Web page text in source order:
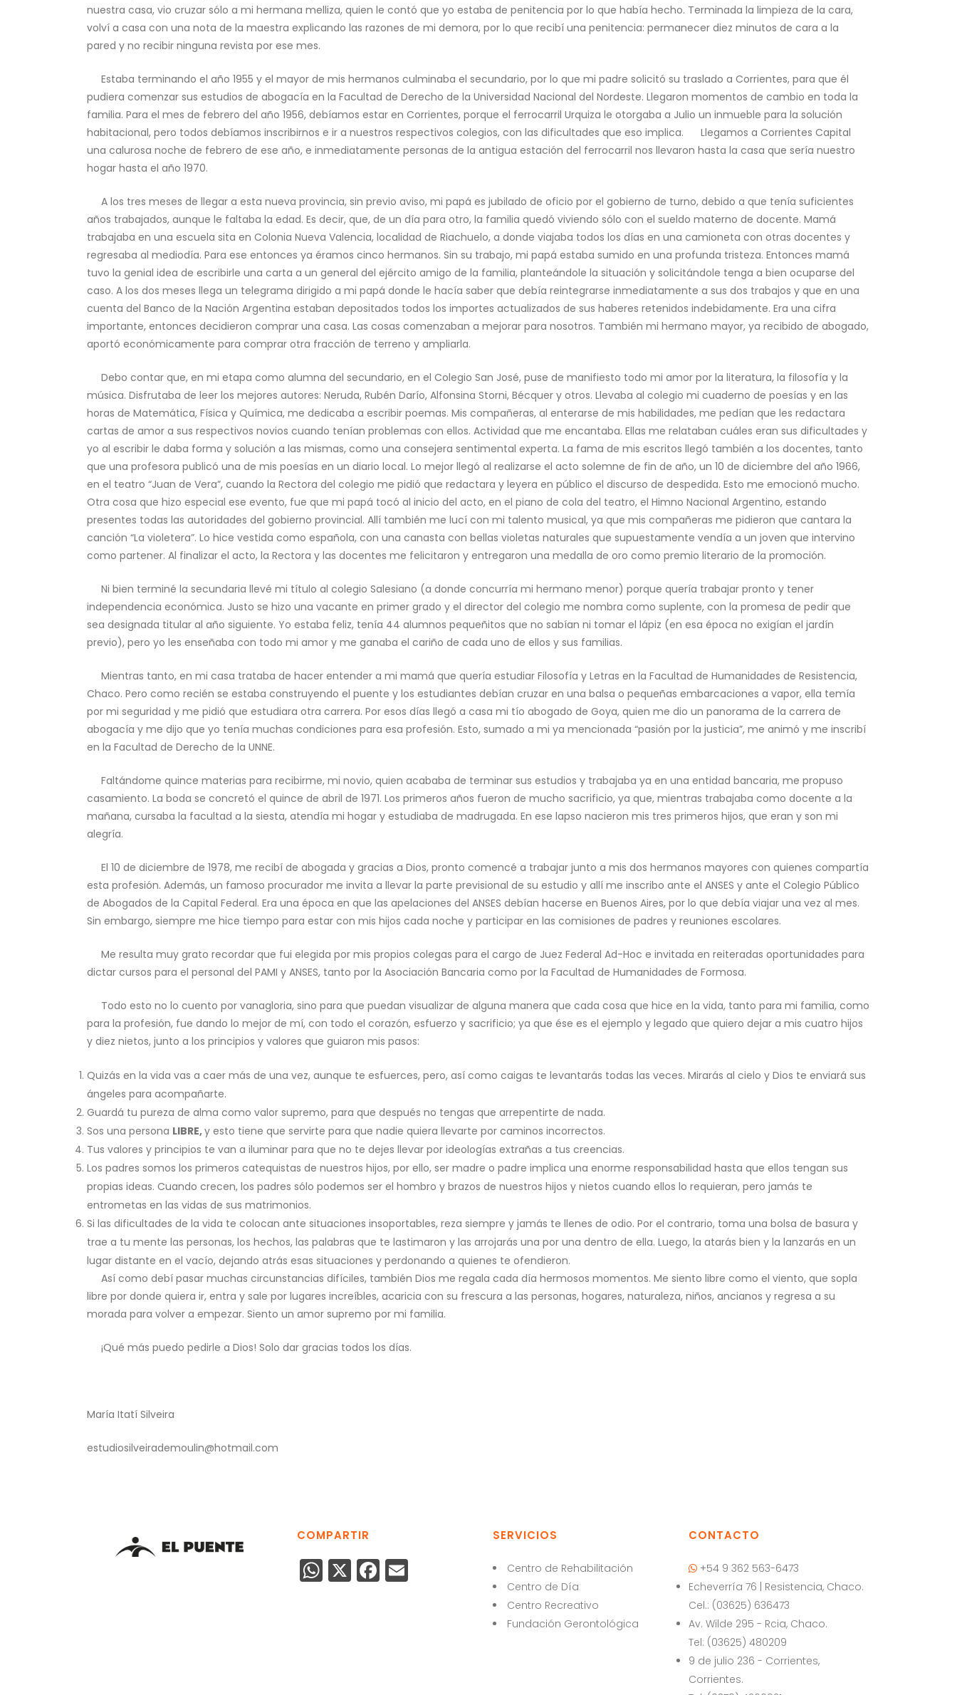
nuestra casa, vio cruzar sólo a mi hermana melliza, quien le contó que yo estaba de penitencia por lo que había hecho. Terminada la limpieza de la cara,
volví a casa con una nota de la maestra explicando las razones de mi demora, por lo que recibí una penitencia: permanecer diez minutos de cara a la
pared y no recibir ninguna revista por ese mes.
Estaba terminando el año 1955 y el mayor de mis hermanos culminaba el secundario, por lo que mi padre solicitó su traslado a Corrientes, para que él
pudiera comenzar sus estudios de abogacía en la Facultad de Derecho de la Universidad Nacional del Nordeste. Llegaron momentos de cambio en toda la
familia. Para el mes de febrero del año 1956, debíamos estar en Corrientes, porque el ferrocarril Urquiza le otorgaba a Julio un inmueble para la solución
habitacional, pero todos debíamos inscribirnos e ir a nuestros respectivos colegios, con las dificultades que eso implica. Llegamos a Corrientes Capital
una calurosa noche de febrero de ese año, e inmediatamente personas de la antigua estación del ferrocarril nos llevaron hasta la casa que sería nuestro
hogar hasta el año 1970.
A los tres meses de llegar a esta nueva provincia, sin previo aviso, mi papá es jubilado de oficio por el gobierno de turno, debido a que tenía suficientes
años trabajados, aunque le faltaba la edad. Es decir, que, de un día para otro, la familia quedó viviendo sólo con el sueldo materno de docente. Mamá
trabajaba en una escuela sita en Colonia Nueva Valencia, localidad de Riachuelo, a donde viajaba todos los días en una camioneta con otras docentes y
regresaba al mediodía. Para ese entonces ya éramos cinco hermanos. Sin su trabajo, mi papá estaba sumido en una profunda tristeza. Entonces mamá
tuvo la genial idea de escribirle una carta a un general del ejército amigo de la familia, planteándole la situación y solicitándole tenga a bien ocuparse del
caso. A los dos meses llega un telegrama dirigido a mi papá donde le hacía saber que debía reintegrarse inmediatamente a sus dos trabajos y que en una
cuenta del Banco de la Nación Argentina estaban depositados todos los importes actualizados de sus haberes retenidos indebidamente. Era una cifra
importante, entonces decidieron comprar una casa. Las cosas comenzaban a mejorar para nosotros. También mi hermano mayor, ya recibido de abogado,
aportó económicamente para comprar otra fracción de terreno y ampliarla.
Debo contar que, en mi etapa como alumna del secundario, en el Colegio San José, puse de manifiesto todo mi amor por la literatura, la filosofía y la
música. Disfrutaba de leer los mejores autores: Neruda, Rubén Darío, Alfonsina Storni, Bécquer y otros. Llevaba al colegio mi cuaderno de poesías y en las
horas de Matemática, Física y Química, me dedicaba a escribir poemas. Mis compañeras, al enterarse de mis habilidades, me pedían que les redactara
cartas de amor a sus respectivos novios cuando tenían problemas con ellos. Actividad que me encantaba. Ellas me relataban cuáles eran sus dificultades y
yo al escribir le daba forma y solución a las mismas, como una consejera sentimental experta. La fama de mis escritos llegó también a los docentes, tanto
que una profesora publicó una de mis poesías en un diario local. Lo mejor llegó al realizarse el acto solemne de fin de año, un 10 de diciembre del año 1966,
en el teatro “Juan de Vera”, cuando la Rectora del colegio me pidió que redactara y leyera en público el discurso de despedida. Esto me emocionó mucho.
Otra cosa que hizo especial ese evento, fue que mi papá tocó al inicio del acto, en el piano de cola del teatro, el Himno Nacional Argentino, estando
presentes todas las autoridades del gobierno provincial. Allí también me lucí con mi talento musical, ya que mis compañeras me pidieron que cantara la
canción “La violetera”. Lo hice vestida como española, con una canasta con bellas violetas naturales que supuestamente vendía a un joven que intervino
como partener. Al finalizar el acto, la Rectora y las docentes me felicitaron y entregaron una medalla de oro como premio literario de la promoción.
Ni bien terminé la secundaria llevé mi título al colegio Salesiano (a donde concurría mi hermano menor) porque quería trabajar pronto y tener
independencia económica. Justo se hizo una vacante en primer grado y el director del colegio me nombra como suplente, con la promesa de pedir que
sea designada titular al año siguiente. Yo estaba feliz, tenía 44 alumnos pequeñitos que no sabían ni tomar el lápiz (en esa época no exigían el jardín
previo), pero yo les enseñaba con todo mi amor y me ganaba el cariño de cada uno de ellos y sus familias.
Mientras tanto, en mi casa trataba de hacer entender a mi mamá que quería estudiar Filosofía y Letras en la Facultad de Humanidades de Resistencia,
Chaco. Pero como recién se estaba construyendo el puente y los estudiantes debían cruzar en una balsa o pequeñas embarcaciones a vapor, ella temía
por mi seguridad y me pidió que estudiara otra carrera. Por esos días llegó a casa mi tío abogado de Goya, quien me dio un panorama de la carrera de
abogacía y me dijo que yo tenía muchas condiciones para esa profesión. Esto, sumado a mi ya mencionada “pasión por la justicia”, me animó y me inscribí
en la Facultad de Derecho de la UNNE.
Faltándome quince materias para recibirme, mi novio, quien acababa de terminar sus estudios y trabajaba ya en una entidad bancaria, me propuso
casamiento. La boda se concretó el quince de abril de 1971. Los primeros años fueron de mucho sacrificio, ya que, mientras trabajaba como docente a la
mañana, cursaba la facultad a la siesta, atendía mi hogar y estudiaba de madrugada. En ese lapso nacieron mis tres primeros hijos, que eran y son mi
alegría.
El 10 de diciembre de 1978, me recibí de abogada y gracias a Dios, pronto comencé a trabajar junto a mis dos hermanos mayores con quienes compartía
esta profesión. Además, un famoso procurador me invita a llevar la parte previsional de su estudio y allí me inscribo ante el ANSES y ante el Colegio Público
de Abogados de la Capital Federal. Era una época en que las apelaciones del ANSES debían hacerse en Buenos Aires, por lo que debía viajar una vez al mes.
Sin embargo, siempre me hice tiempo para estar con mis hijos cada noche y participar en las comisiones de padres y reuniones escolares.
Me resulta muy grato recordar que fui elegida por mis propios colegas para el cargo de Juez Federal Ad-Hoc e invitada en reiteradas oportunidades para
dictar cursos para el personal del PAMI y ANSES, tanto por la Asociación Bancaria como por la Facultad de Humanidades de Formosa.
Todo esto no lo cuento por vanagloria, sino para que puedan visualizar de alguna manera que cada cosa que hice en la vida, tanto para mi familia, como
para la profesión, fue dando lo mejor de mí, con todo el corazón, esfuerzo y sacrificio; ya que ése es el ejemplo y legado que quiero dejar a mis cuatro hijos
y diez nietos, junto a los principios y valores que guiaron mis pasos:
Quizás en la vida vas a caer más de una vez, aunque te esfuerces, pero, así como caigas te levantarás todas las veces. Mirarás al cielo y Dios te enviará sus
ángeles para acompañarte.
Guardá tu pureza de alma como valor supremo, para que después no tengas que arrepentirte de nada.
Sos una persona LIBRE,y esto tiene que servirte para que nadie quiera llevarte por caminos incorrectos.
Tus valores y principios te van a iluminar para que no te dejes llevar por ideologías extrañas a tus creencias.
Los padres somos los primeros catequistas de nuestros hijos, por ello, ser madre o padre implica una enorme responsabilidad hasta que ellos tengan sus
propias ideas. Cuando crecen, los padres sólo podemos ser el hombro y brazos de nuestros hijos y nietos cuando ellos lo requieran, pero jamás te
entrometas en las vidas de sus matrimonios.
Si las dificultades de la vida te colocan ante situaciones insoportables, reza siempre y jamás te llenes de odio. Por el contrario, toma una bolsa de basura y
trae a tu mente las personas, los hechos, las palabras que te lastimaron y las arrojarás una por una dentro de ella. Luego, la atarás bien y la lanzarás en un
lugar distante en el vacío, dejando atrás esas situaciones y perdonando a quienes te ofendieron.
Así como debí pasar muchas circunstancias difíciles, también Dios me regala cada día hermosos momentos. Me siento libre como el viento, que sopla
libre por donde quiera ir, entra y sale por lugares increíbles, acaricia con su frescura a las personas, hogares, naturaleza, niños, ancianos y regresa a su
morada para volver a empezar. Siento un amor supremo por mi familia.
¡Qué más puedo pedirle a Dios! Solo dar gracias todos los días.
María Itatí Silveira
estudiosilveirademoulin@hotmail.com
COMPARTIR
W
h
X F
a
SERVICIOS
Centro de Rehabilitación
Centro de Día
Centro Recreativo
Fundación Gerontológica
CONTACTO
+54 9 362 563-6473
Echeverría 76 | Resistencia, Chaco.
Cel.: (03625) 636473
Av. Wilde 295 - Rcia, Chaco.
Tel: (03625) 480209
9 de julio 236 - Corrientes,
Corrientes.